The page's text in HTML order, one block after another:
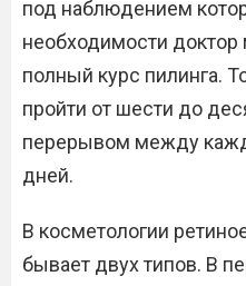
под наблюдением
необходимости доктор
полный курс пилинга.
пройти от шести до
перерывом между
дней.
В косметологии
бывает двух типов. В